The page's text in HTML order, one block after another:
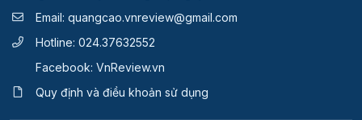
Email: quangcao.vnreview@gmail.com
Hotline: 024.37632552
Facebook: VnReview.vn
Quy định và điều khoản sử dụng